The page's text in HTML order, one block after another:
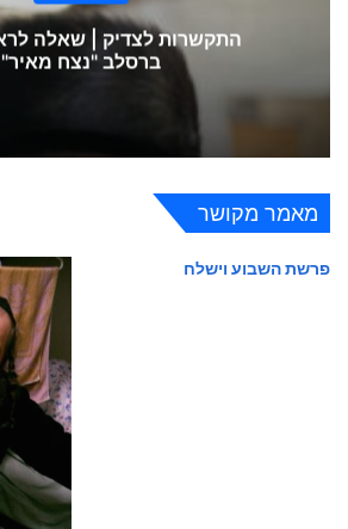
התקשרות לצדיק | שאלה
ברסלב "נצח מאיר"
מאמר מקושר
פרשת השבוע וישלח